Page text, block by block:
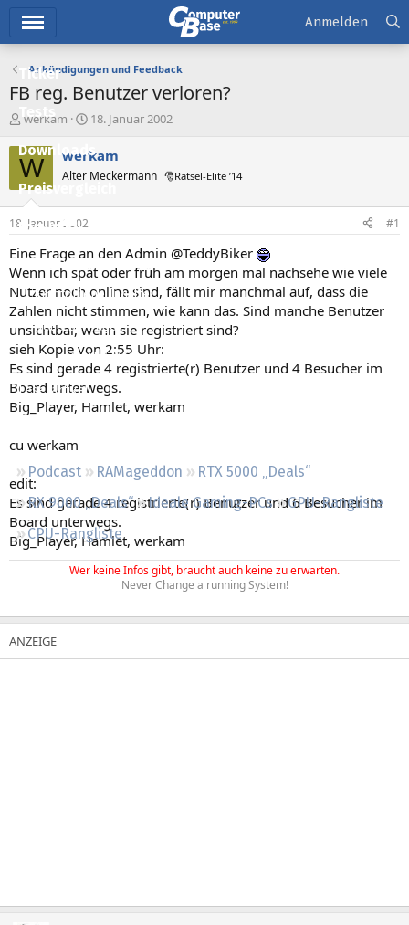
Ticker
Tests
Downloads
Preisvergleich
Forum
Aktuelles
Empfohlene Inhalte
Neue Beiträge
Neueste Aktivitäten
Leserartikel
Podcast RAMageddon
RTX 5000 „Deals“
RX 9000 „Deals“
Ideale Gaming-PCs
GPU-Rangliste
CPU-Rangliste
Anmelden
Ankündigungen und Feedback
FB reg. Benutzer verloren?
E
s
t
e
e
r
werkam
E
s
e
t
a
m
18. Januar 2002
W werkam
Alter Meckermann 🎅Rätsel-Elite ’14
18. Januar 2002 #1
Eine Frage an den Admin @TeddyBiker
Wenn ich spät oder früh am morgen mal nachsehe wie viele
Nutzer noch online sind, fällt mir manchmal auf, dass die
Zahlen nicht stimmen, wie kann das. Sind manche Benutzer
unsichtbar, wenn sie registriert sind?
sieh Kopie von 2:55 Uhr:
Es sind gerade 4 registrierte(r) Benutzer und 4 Besucher im
Board unterwegs.
Big_Player, Hamlet, werkam
cu werkam
edit:
Es sind gerade 4 registrierte(r) Benutzer und 6 Besucher im
Board unterwegs.
Big_Player, Hamlet, werkam
Wer keine Infos gibt, braucht auch keine zu erwarten.
Never Change a running System!